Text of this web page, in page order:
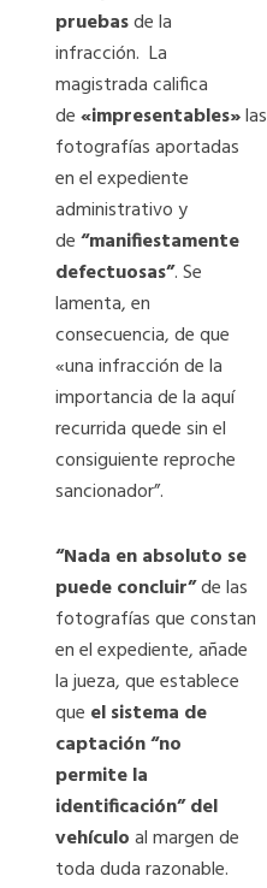
pruebasde la
infracción. La
magistrada califica
de«impresentables»las
fotografías aportadas
en el expediente
administrativo y
de“manifiestamente
defectuosas”. Se
lamenta, en
consecuencia, de que
«una infracción de la
importancia de la aquí
recurrida quede sin el
consiguiente reproche
sancionador”.
“Nada en absoluto se
puede concluir”de las
fotografías que constan
en el expediente, añade
la jueza, que establece
que el sistema de
captación “no
permite la
identificación” del
vehículoal margen de
toda duda razonable.